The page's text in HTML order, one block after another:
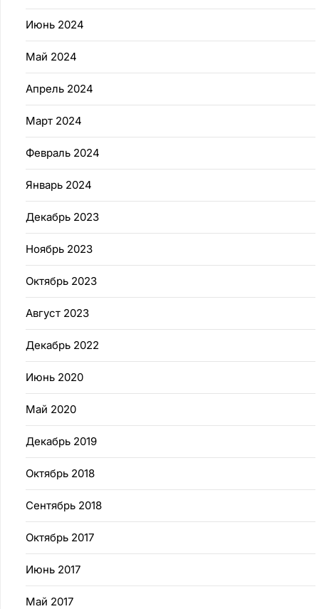
Июнь 2024
Май 2024
Апрель 2024
Март 2024
Февраль 2024
Январь 2024
Декабрь 2023
Ноябрь 2023
Октябрь 2023
Август 2023
Декабрь 2022
Июнь 2020
Май 2020
Декабрь 2019
Октябрь 2018
Сентябрь 2018
Октябрь 2017
Июнь 2017
Май 2017